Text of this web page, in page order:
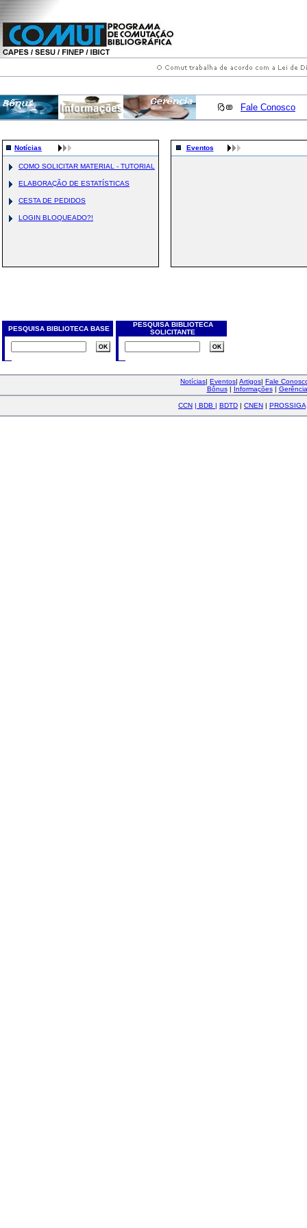
Fale Conosco
Notícias
COMO SOLICITAR MATERIAL - TUTORIAL
ELABORAÇÃO DE ESTATÍSTICAS
CESTA DE PEDIDOS
LOGIN BLOQUEADO?!
Eventos
PESQUISA BIBLIOTECA BASE
PESQUISA BIBLIOTECA
SOLICITANTE
Notícias| Eventos| Artigos| Fale
Bônus| Informações| Gerência
CCN | BDB | BDTD | CNEN | PROSSIGA